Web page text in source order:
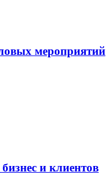
мероприятий
и клиентов